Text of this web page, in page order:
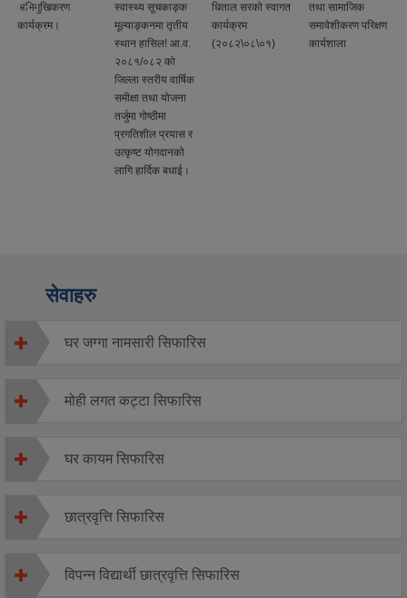
अभिमुखिकरण
कार्यक्रम।
स्वास्थ्य सूचकाङ्क
मूल्याङ्कनमा तृतीय
स्थान हासिल! आ.व.
२०८१/०८२ को
जिल्ला स्तरीय वार्षिक
समीक्षा तथा योजना
तर्जुमा गोष्ठीमा
प्रगतिशील प्रयास र
उत्कृष्ट योगदानको
लागि हार्दिक बधाई।
धिताल सरको स्वागत
कार्यक्रम
(२०८२\०८\०१)
तथा सामाजिक
समावेशीकरण परिक्षण
कार्यशाला
सेवाहरु
घर जग्गा नामसारी सिफारिस
मोही लगत कट्टा सिफारिस
घर कायम सिफारिस
छात्रवृत्ति सिफारिस
विपन्न विद्यार्थी छात्रवृत्ति सिफारिस